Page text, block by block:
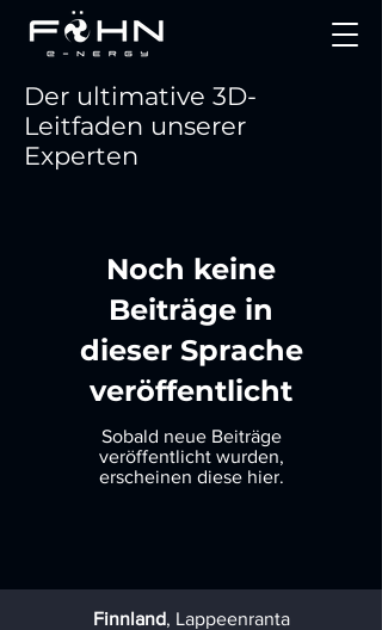
Der ultimative 3D-
Leitfaden unserer
Experten
Noch keine
Beiträge in
dieser Sprache
veröffentlicht
Sobald neue Beiträge
veröffentlicht wurden,
erscheinen diese hier.
Finnland, Lappeenranta